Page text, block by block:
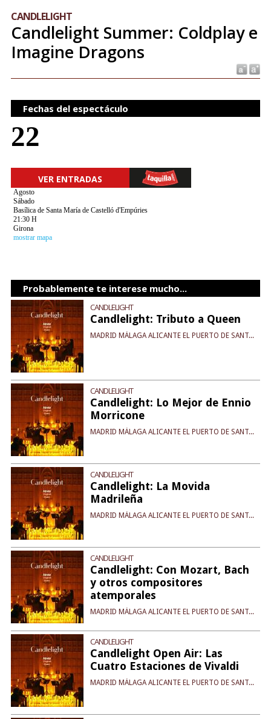
CANDLELIGHT
Candlelight Summer: Coldplay e
Imagine Dragons
Fechas del espectáculo
22
VER ENTRADAS
Agosto
Sábado
Basílica de Santa María de Castelló d'Empúries
21:30 H
Girona
mostrar mapa
Probablemente te interese mucho...
CANDLELIGHT
Candlelight: Tributo a Queen
MADRID MÁLAGA ALICANTE EL PUERTO DE SANT...
CANDLELIGHT
Candlelight: Lo Mejor de Ennio
Morricone
MADRID MÁLAGA ALICANTE EL PUERTO DE SANT...
CANDLELIGHT
Candlelight: La Movida
Madrileña
MADRID MÁLAGA ALICANTE EL PUERTO DE SANT...
CANDLELIGHT
Candlelight: Con Mozart, Bach
y otros compositores
atemporales
MADRID MÁLAGA ALICANTE EL PUERTO DE SANT...
CANDLELIGHT
Candlelight Open Air: Las
Cuatro Estaciones de Vivaldi
MADRID MÁLAGA ALICANTE EL PUERTO DE SANT...